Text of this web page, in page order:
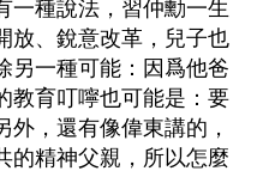
一種說法，習仲勳一生
放、銳意改革，兒子也
另一種可能：因爲他爸
教育叮嚀也可能是：要
，還有像偉東講的，
的精神父親，所以怎麼